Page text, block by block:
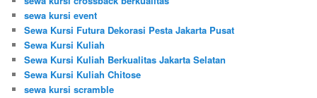
sewa kursi event
Sewa Kursi Futura Dekorasi Pesta Jakarta Pusat
Sewa Kursi Kuliah
Sewa Kursi Kuliah Berkualitas Jakarta Selatan
Sewa Kursi Kuliah Chitose
sewa kursi scramble